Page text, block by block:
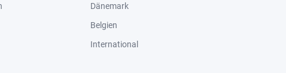
Dänemark
Belgien
International